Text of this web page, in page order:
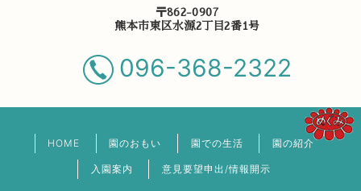
〒862-0907
熊本市東区水源2丁目2番1号
096-368-2322
HOME 園のおもい 園での生活 園の紹介
入園案内 意見要望申出/情報開示